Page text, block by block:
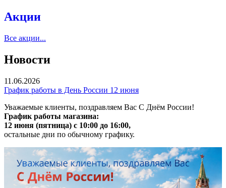
Акции
Все акции...
Новости
11.06.2026
График работы в День России 12 июня
Уважаемые клиенты, поздравляем Вас С Днём России!
График работы магазина:
12 июня (пятница) с 10:00 до 16:00,
остальные дни по обычному графику.